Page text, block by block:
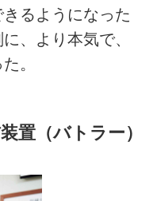
るようになった
、より本気で、
。
置（バトラー）